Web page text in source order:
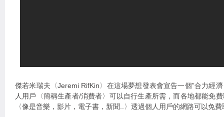
傑若米瑞夫〈Jeremi RifKin〉在這場夢想發表會宣告一個”合力經
人用戶〈簡稱生產者/消費者〉可以自行生產所需，而各地都能免
〈像是音樂，影片，電子書，新聞..〉透過個人用戶的網路可以免費